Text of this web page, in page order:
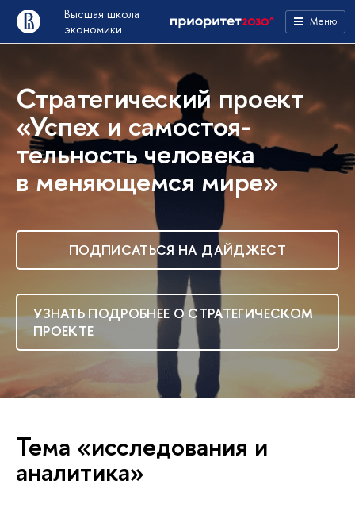
Высшая школа
экономики
Меню
Стратегический проект
«Успех и самостоя­
тельность человека
в меняю­щемся мире»
ПОДПИСАТЬСЯ НА ДАЙДЖЕСТ
УЗНАТЬ ПОДРОБНЕЕ О СТРАТЕГИЧЕСКОМ
ПРОЕКТЕ
Тема «исследования и
аналитика»